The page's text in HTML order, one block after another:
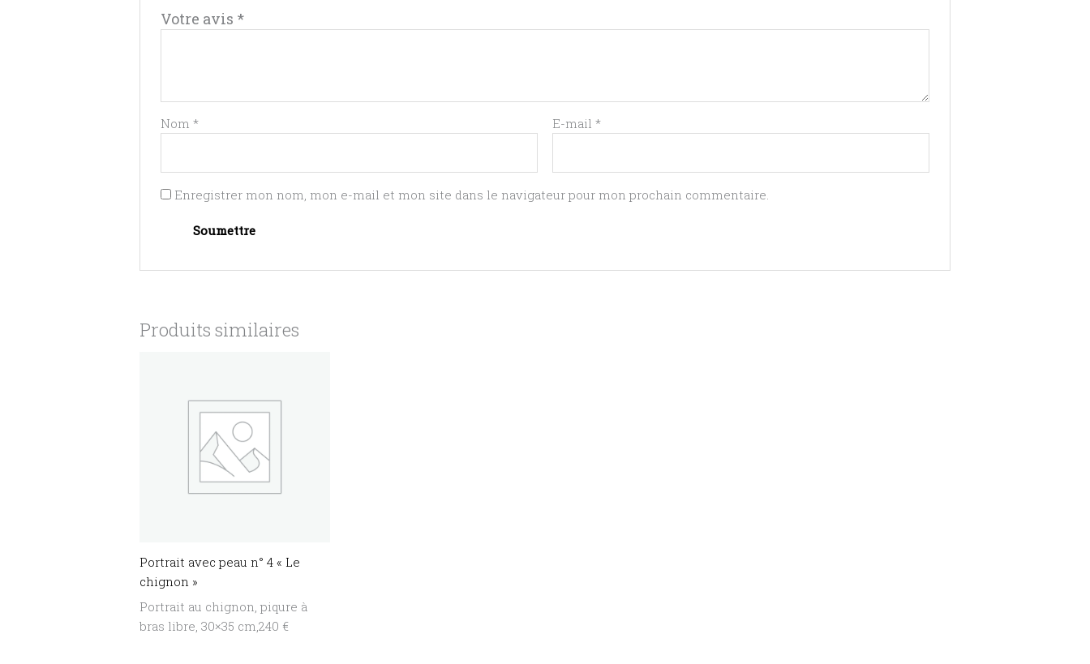
Votre avis *
Nom* E-mail*
Enregistrer mon nom, mon e-mail et mon site dans le navigateur pour mon prochain commentaire.
Produits similaires
Portrait avec peau n° 4 « Le
chignon »
Portrait au chignon, piqure à
bras libre, 30×35 cm,240 €